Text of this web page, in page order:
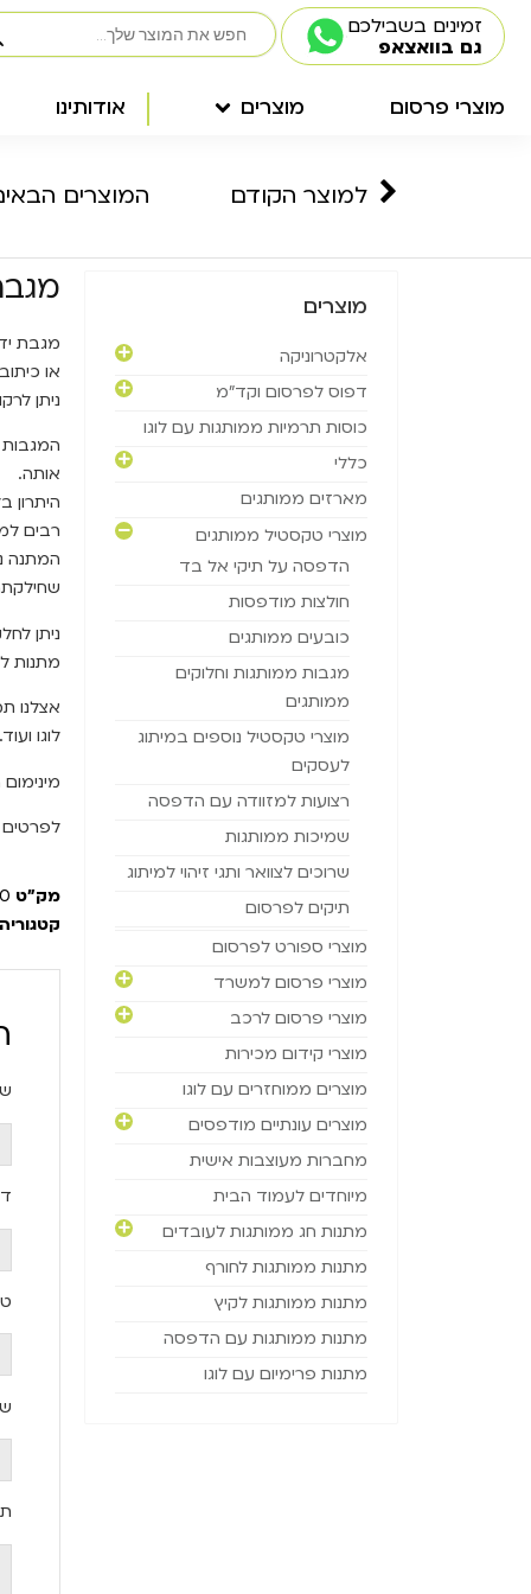
זמינים בשבילכם
גם בוואצאפ
מוצרי פרסום מוצרים אודותינו
למוצר הקודם המוצרים
מוצרים
אלקטרוניקה
דפוס לפרסום וקד"מ
כוסות תרמיות ממותגות עם לוגו
כללי
מארזים ממותגים
מוצרי טקסטיל ממותגים
הדפסה על תיקי אל בד
חולצות מודפסות
כובעים ממותגים
מגבות ממותגות וחלוקים
ממותגים
מוצרי טקסטיל נוספים במיתוג
לעסקים
רצועות למזוודה עם הדפסה
שמיכות ממותגות
שרוכים לצוואר ותגי זיהוי למיתוג
תיקים לפרסום
מוצרי ספורט לפרסום
מוצרי פרסום למשרד
מוצרי פרסום לרכב
מוצרי קידום מכירות
מוצרים ממוחזרים עם לוגו
מוצרים עונתיים מודפסים
מחברות מעוצבות אישית
מיוחדים לעמוד הבית
מתנות חג ממותגות לעובדים
מתנות ממותגות לחורף
מתנות ממותגות לקיץ
מתנות ממותגות עם הדפסה
מתנות פרימיום עם לוגו
או
ניתן
אותה.
היתרון
רבים
המתנה
ניתן
מתנות
אצלנו
לוגו ועוד.
מינימום
מק"ט
קטגוריה